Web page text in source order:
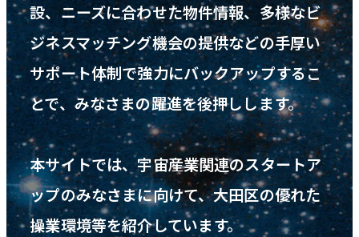
設、ニーズに合わせた物件情報、多様なビ
ジネスマッチング機会の提供などの手厚い
サポート体制で強力にバックアップするこ
とで、みなさまの躍進を後押しします。
本サイトでは、宇宙産業関連のスタートア
ップのみなさまに向けて、大田区の優れた
操業環境等を紹介しています。